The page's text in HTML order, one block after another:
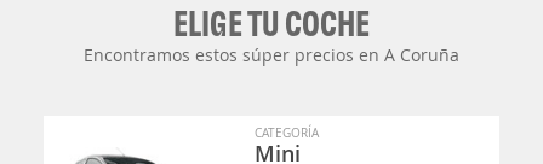
ELIGE TU COCHE
Encontramos estos súper precios en A Coruña
CATEGORÍA
Mini